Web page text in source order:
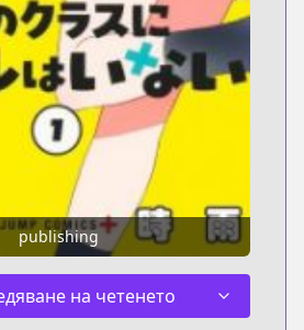
publishing
на четенето